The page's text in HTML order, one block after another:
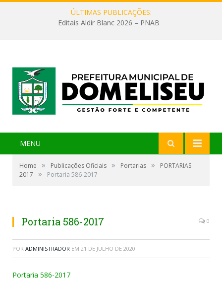
ÚLTIMAS PUBLICAÇÕES:
Editais Aldir Blanc 2026 – PNAB
MENU
Home » Publicações Oficiais » Portarias »
PORTARIAS
2017
» Portaria 586-2017
Portaria 586-2017 0
POR ADMINISTRADOR EM 21 DE JULHO DE 2020
Portaria 586-2017